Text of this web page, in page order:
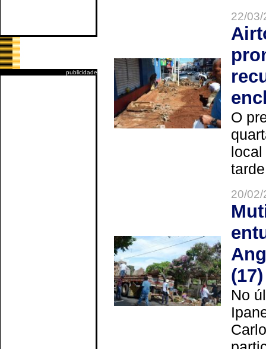
publicidade
22/
O
20/
(17)
No